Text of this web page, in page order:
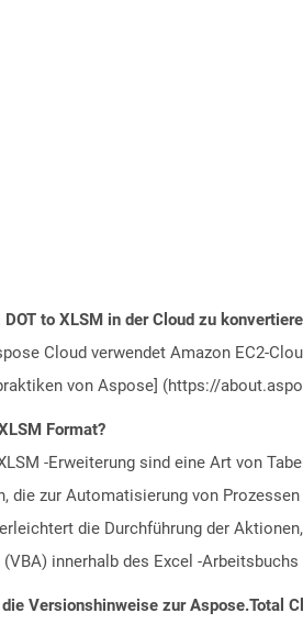
to XLSM in der Cloud zu
Cloud verwendet Amazon EC2-
von Aspose] (https://
Format?
-Erweiterung sind eine Art von
die zur Automatisierung von
die Durchführung der
innerhalb des Excel -
Versionshinweise zur Aspose.Total